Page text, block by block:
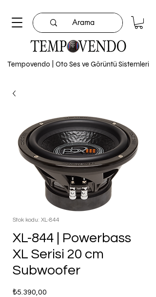
Tempovendo | Oto Ses ve Görüntü Sistemleri
Stok kodu: XL-844
XL-844 | Powerbass
XL Serisi 20 cm
Subwoofer
₺5.390,00